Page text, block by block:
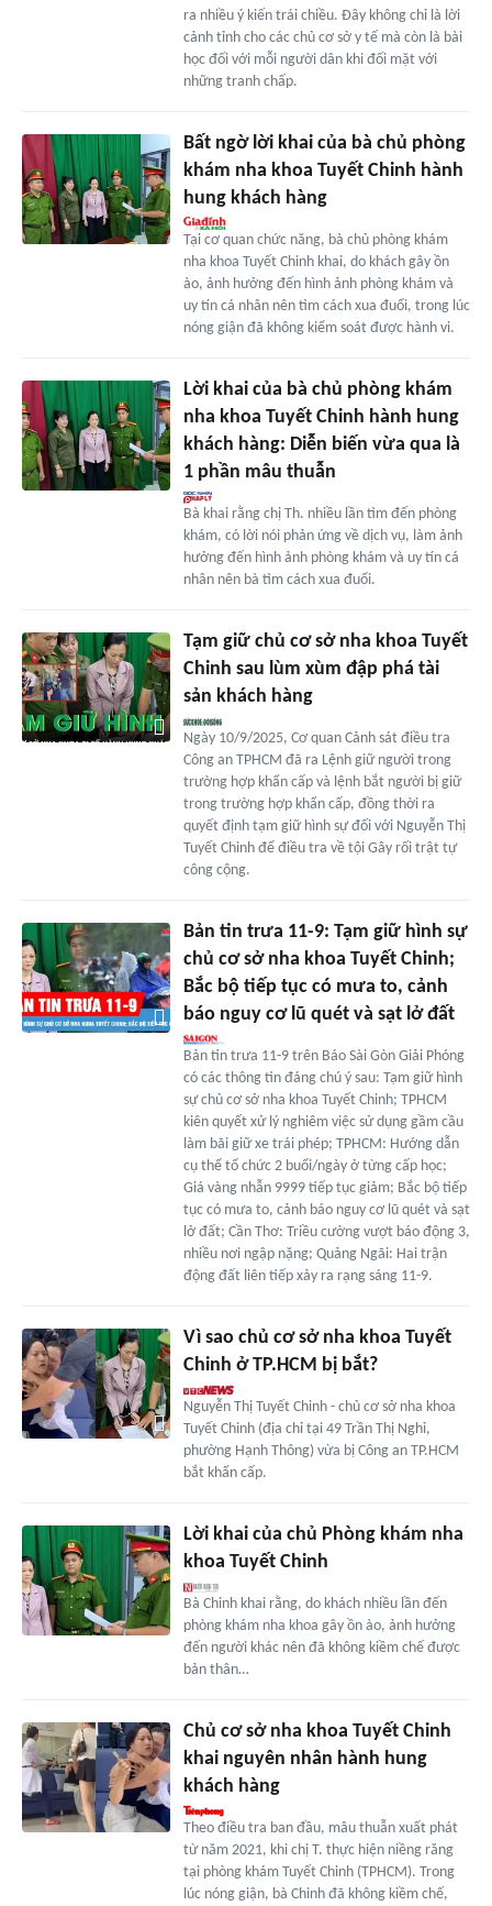
ra nhiều ý kiến trái chiều. Đây không chỉ là lời
cảnh tỉnh cho các chủ cơ sở y tế mà còn là bài
học đối với mỗi người dân khi đối mặt với
những tranh chấp.
Bất ngờ lời khai của bà chủ phòng
khám nha khoa Tuyết Chinh hành
hung khách hàng
Tại cơ quan chức năng, bà chủ phòng khám
nha khoa Tuyết Chinh khai, do khách gây ồn
ào, ảnh hưởng đến hình ảnh phòng khám và
uy tín cá nhân nên tìm cách xua đuổi, trong lúc
nóng giận đã không kiểm soát được hành vi.
Lời khai của bà chủ phòng khám
nha khoa Tuyết Chinh hành hung
khách hàng: Diễn biến vừa qua là
1 phần mâu thuẫn
Bà khai rằng chị Th. nhiều lần tìm đến phòng
khám, có lời nói phản ứng về dịch vụ, làm ảnh
hưởng đến hình ảnh phòng khám và uy tín cá
nhân nên bà tìm cách xua đuổi.
Tạm giữ chủ cơ sở nha khoa Tuyết
Chinh sau lùm xùm đập phá tài
sản khách hàng
Ngày 10/9/2025, Cơ quan Cảnh sát điều tra
Công an TPHCM đã ra Lệnh giữ người trong
trường hợp khẩn cấp và lệnh bắt người bị giữ
trong trường hợp khẩn cấp, đồng thời ra
quyết định tạm giữ hình sự đối với Nguyễn Thị
Tuyết Chinh để điều tra về tội Gây rối trật tự
công cộng.
Bản tin trưa 11-9: Tạm giữ hình sự
chủ cơ sở nha khoa Tuyết Chinh;
Bắc bộ tiếp tục có mưa to, cảnh
báo nguy cơ lũ quét và sạt lở đất
Bản tin trưa 11-9 trên Báo Sài Gòn Giải Phóng
có các thông tin đáng chú ý sau: Tạm giữ hình
sự chủ cơ sở nha khoa Tuyết Chinh; TPHCM
kiên quyết xử lý nghiêm việc sử dụng gầm cầu
làm bãi giữ xe trái phép; TPHCM: Hướng dẫn
cụ thể tổ chức 2 buổi/ngày ở từng cấp học;
Giá vàng nhẫn 9999 tiếp tục giảm; Bắc bộ tiếp
tục có mưa to, cảnh báo nguy cơ lũ quét và sạt
lở đất; Cần Thơ: Triều cường vượt báo động 3,
nhiều nơi ngập nặng; Quảng Ngãi: Hai trận
động đất liên tiếp xảy ra rạng sáng 11-9.
Vì sao chủ cơ sở nha khoa Tuyết
Chinh ở TP.HCM bị bắt?
Nguyễn Thị Tuyết Chinh - chủ cơ sở nha khoa
Tuyết Chinh (địa chỉ tại 49 Trần Thị Nghỉ,
phường Hạnh Thông) vừa bị Công an TP.HCM
bắt khẩn cấp.
Lời khai của chủ Phòng khám nha
khoa Tuyết Chinh
Bà Chinh khai rằng, do khách nhiều lần đến
phòng khám nha khoa gây ồn ào, ảnh hưởng
đến người khác nên đã không kiềm chế được
bản thân…
Chủ cơ sở nha khoa Tuyết Chinh
khai nguyên nhân hành hung
khách hàng
Theo điều tra ban đầu, mâu thuẫn xuất phát
từ năm 2021, khi chị T. thực hiện niềng răng
tại phòng khám Tuyết Chinh (TPHCM). Trong
lúc nóng giận, bà Chinh đã không kiềm chế,